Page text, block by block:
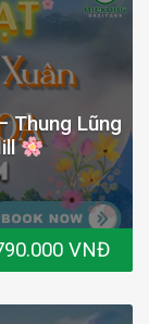
Thung Lũng
VNĐ